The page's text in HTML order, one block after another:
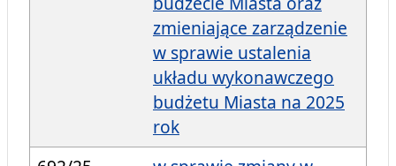
zmieniające zarządzenie
w sprawie ustalenia
układu wykonawczego
budżetu Miasta na 2025
rok